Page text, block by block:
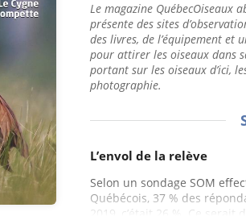
Le magazine QuébecOiseaux
présente des sites
des livres, de l’équipement et
pour attirer les oiseaux dans
portant sur les oiseaux d’ici,
photographie.
L’envol de la relève
Selon un sondage SOM
Québécois, 37 % des